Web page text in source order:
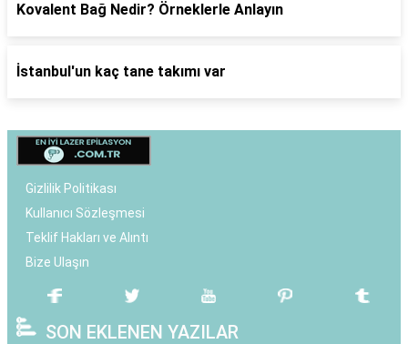
Kovalent Bağ Nedir? Örneklerle Anlayın
İstanbul'un kaç tane takımı var
Gizlilik Politikası
Kullanıcı Sözleşmesi
Teklif Hakları ve Alıntı
Bize Ulaşın
SON EKLENEN YAZILAR